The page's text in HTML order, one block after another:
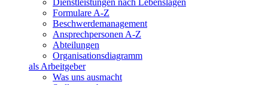
Dienstleistungen nach Lebenslagen
Formulare A-Z
Beschwerdemanagement
Ansprechpersonen A-Z
Abteilungen
Organisationsdiagramm
als Arbeitgeber
Was uns ausmacht